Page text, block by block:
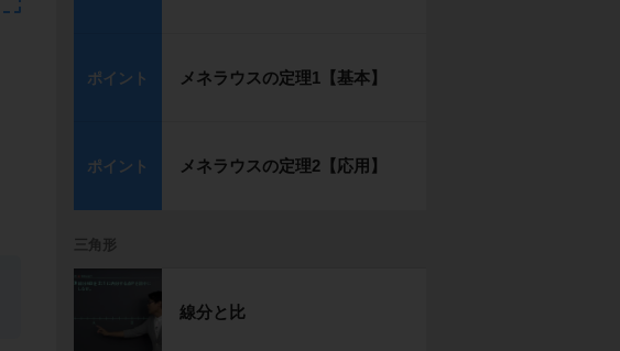
ポイント メネラウスの定理1【基本】
ポイント メネラウスの定理2【応用】
三角形
線分と比